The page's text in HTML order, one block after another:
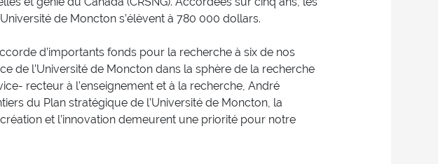
de Moncton s’élèvent à 780 000 dollars.
d’importants fonds pour la recherche à six de nos
de l’Université de Moncton dans la sphère de la recherche
recteur à l’enseignement et à la recherche, André
du Plan stratégique de l’Université de Moncton, la
et l’innovation demeurent une priorité pour notre